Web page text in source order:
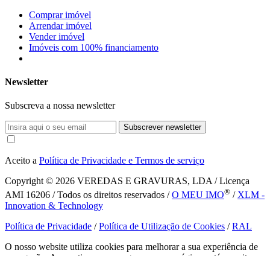
Comprar imóvel
Arrendar imóvel
Vender imóvel
Imóveis com 100% financiamento
Newsletter
Subscreva a nossa newsletter
Subscrever newsletter
Aceito a Política de Privacidade e Termos de serviço
Copyright © 2026 VEREDAS E GRAVURAS, LDA / Licença
AMI 16206 / Todos os direitos reservados /O MEU IMO® / XLM -
Innovation & Technology
Política de Privacidade /Política de Utilização de Cookies /RAL
O nosso website utiliza cookies para melhorar a sua experiência de